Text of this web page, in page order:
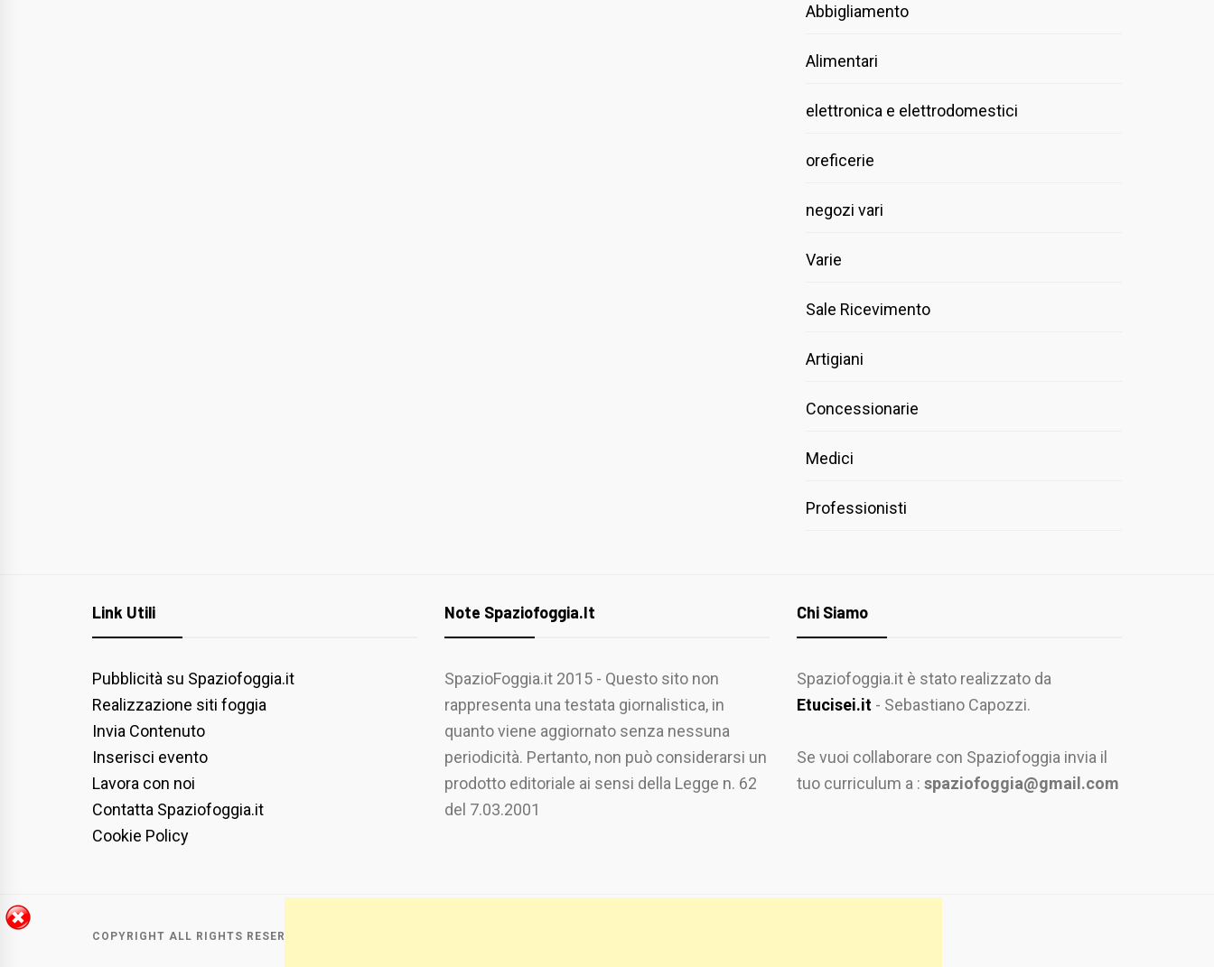
Abbigliamento
Alimentari
elettronica e elettrodomestici
oreficerie
negozi vari
Varie
Sale Ricevimento
Artigiani
Concessionarie
Medici
Professionisti
Link Utili
Pubblicità su Spaziofoggia.it
Realizzazione siti foggia
Invia Contenuto
Inserisci evento
Lavora con noi
Contatta Spaziofoggia.it
Cookie Policy
Note Spaziofoggia.it
SpazioFoggia.it 2015 - Questo sito non
rappresenta una testata giornalistica, in
quanto viene aggiornato senza nessuna
periodicità. Pertanto, non può considerarsi un
prodotto editoriale ai sensi della Legge n. 62
del 7.03.2001
Chi Siamo
Spaziofoggia.it è stato realizzato da
Etucisei.it - Sebastiano Capozzi.
Se vuoi collaborare con Spaziofoggia invia il
tuo curriculum a : spaziofoggia@gmail.com
COPYRIGHT ALL RIGHTS RESERVED